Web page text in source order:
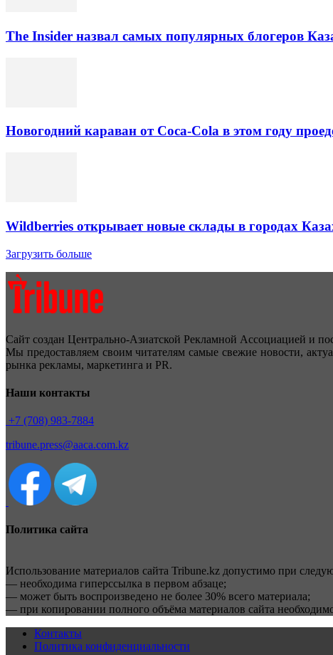
The Insider назвал самых популярных блогеров
Новогодний караван от Coca-Cola в этом году
Wildberries открывает новые склады в городах
Загрузить больше
Сайт создан Центрально-Азиатской Рекламной Ассоциацией и
Мы предоставляем своим читателям самые свежие новости,
рынка рекламы, маркетинга и PR.
Наши контакты
+7 (708) 983-7884
tribune.press@aaca.com.kz
Политика сайта
Использование материалов сайта Tribune.kz допустимо при
— необходима гиперссылка в первом абзаце;
— может быть воспроизведено не более 30% всего материала;
— при копировании полного объёма материалов сайта
Контакты
Политика конфиденциальности